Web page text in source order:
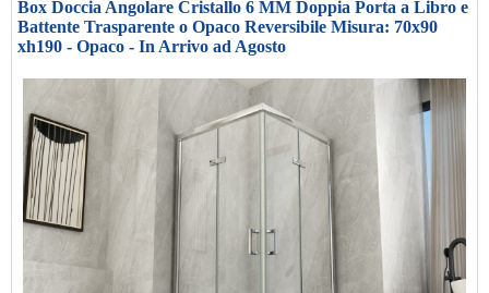
Box Doccia Angolare Cristallo 6 MM Doppia Porta a Libro e
Battente Trasparente o Opaco Reversibile Misura: 70x90
xh190 - Opaco - In Arrivo ad Agosto